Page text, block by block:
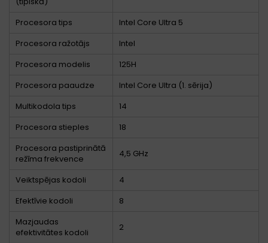
Procesora tips
Intel Core Ultra 5
Procesora ražotājs
Intel
Procesora modelis
125H
Procesora paaudze
Intel Core Ultra (1. sērija)
Multikodola tips
14
Procesora stieples
18
Procesora pastiprinātā
režīma frekvence
4,5 GHz
Veiktspējas kodoli
4
Efektīvie kodoli
8
Mazjaudas
efektivitātes kodoli
2